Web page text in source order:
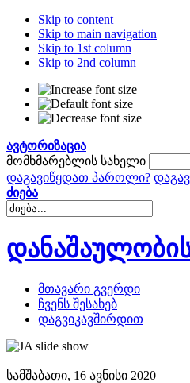
Skip to content
Skip to main navigation
Skip to 1st column
Skip to 2nd column
ავტორიზაცია
მომხმარებლის სახელი
დაგავიწყდათ პაროლი?
ძიება
მთავარი გვერდი
ჩვენს შესახებ
დაგვიკავშირდით
სამშაბათი, 16 ავნისი 2020